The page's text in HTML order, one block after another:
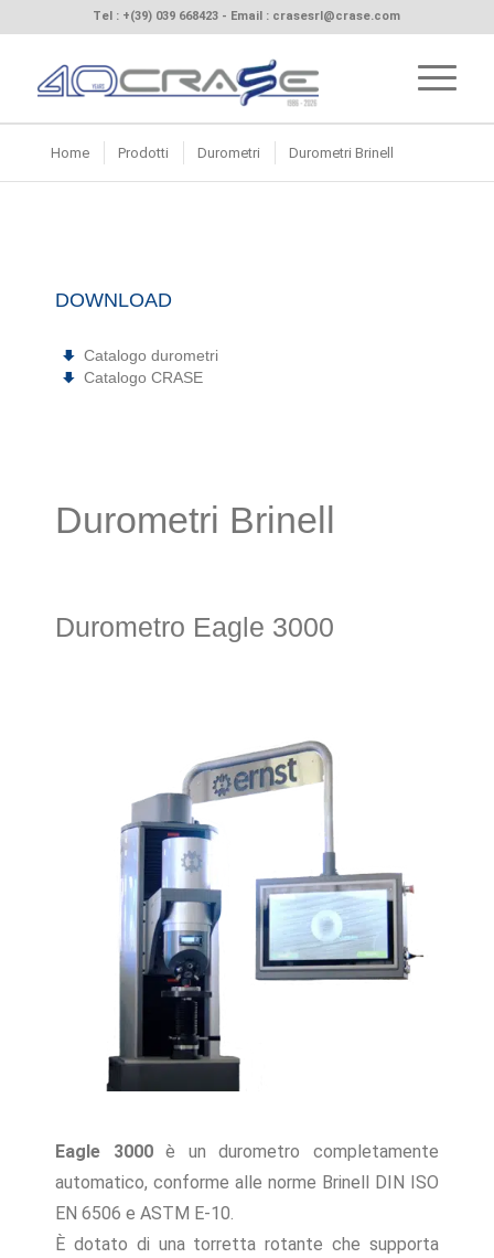
Tel : +(39) 039 668423 - Email : crasesrl@crase.com
Home Prodotti Durometri Durometri Brinell
DOWNLOAD
Catalogo durometri
Catalogo CRASE
Durometri Brinell
Durometro Eagle 3000
Eagle 3000è un durometro completamente
automatico, conforme alle norme Brinell DIN ISO
EN 6506 e ASTM E-10.
È dotato di una torretta rotante che supporta